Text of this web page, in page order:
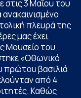
στις 3 Μαΐου του
πλευρά της
μας έχει
Μουσείο του
«Οθωνικό
πρώτου βασιλιά
από 4
Καθώς